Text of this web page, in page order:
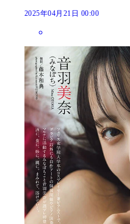
2025年04月21日 00:00